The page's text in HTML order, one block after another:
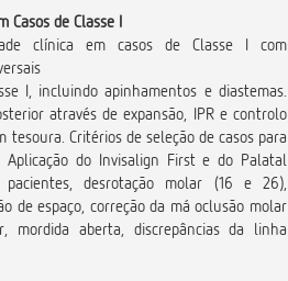
Casos de Classe I
clínica em casos de Classe I com
I, incluindo apinhamentos e diastemas.
através de expansão, IPR e controlo
tesoura. Critérios de seleção de casos para
do Invisalign First e do Palatal
pacientes, desrotação molar (16 e 26),
de espaço, correção da má oclusão molar
mordida aberta, discrepâncias da linha